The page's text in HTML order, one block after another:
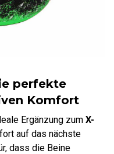
perfekte
Komfort
Ergänzung zum X-
auf das nächste
dass die Beine